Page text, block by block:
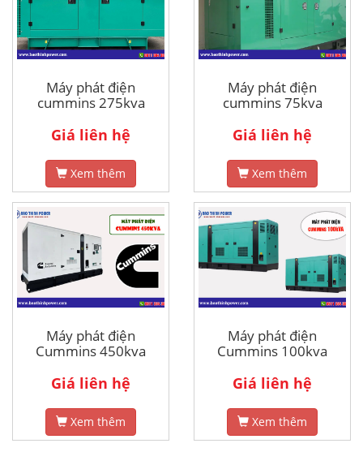
Máy phát điện
cummins 275kva
Giá liên hệ
Xem thêm
Máy phát điện
cummins 75kva
Giá liên hệ
Xem thêm
Máy phát điện
Cummins 450kva
Giá liên hệ
Xem thêm
Máy phát điện
Cummins 100kva
Giá liên hệ
Xem thêm